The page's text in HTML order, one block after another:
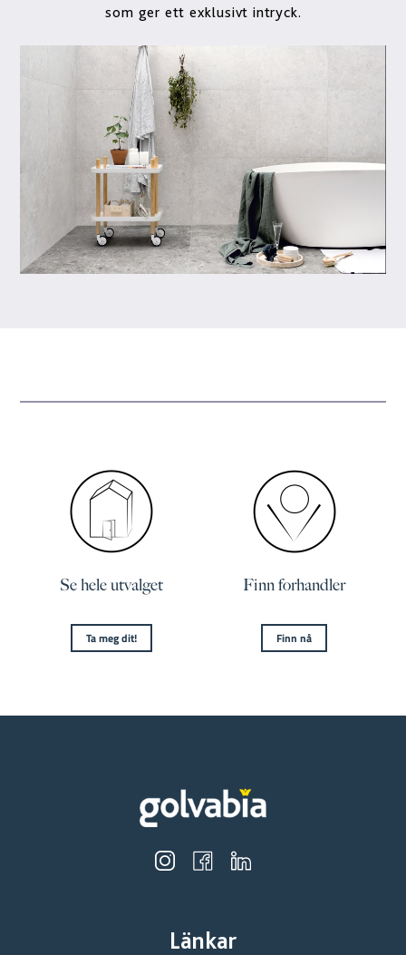
som ger ett exklusivt intryck.
Se hele utvalget
Ta meg dit!
Finn forhandler
Finn nå
Länkar